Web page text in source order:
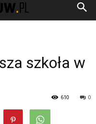
szkoła w
0
610